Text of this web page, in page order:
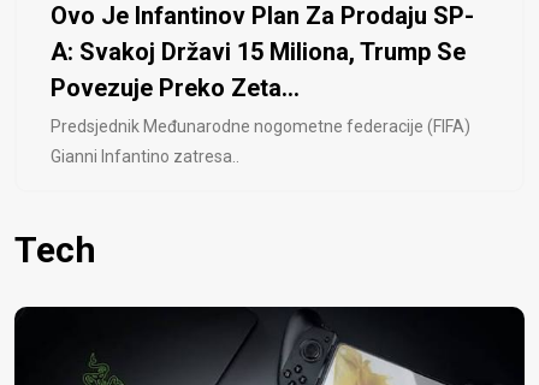
Ovo Je Infantinov Plan Za Prodaju SP-
A: Svakoj Državi 15 Miliona, Trump Se
Povezuje Preko Zeta...
Predsjednik Međunarodne nogometne federacije (FIFA)
Gianni Infantino zatresa..
Tech